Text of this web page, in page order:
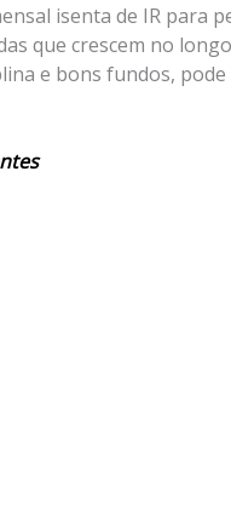
isenta de IR para
que crescem no
e bons fundos,